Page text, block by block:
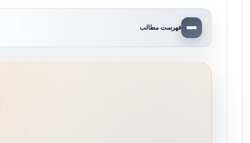
فهرست مطالب